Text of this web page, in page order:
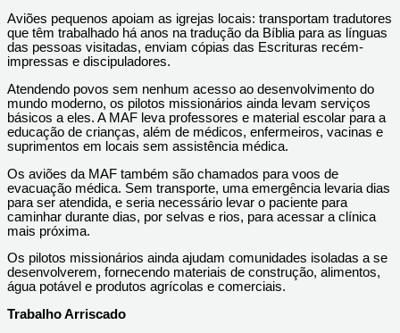
Aviões pequenos apoiam as igrejas locais: transportam tradutores
que têm trabalhado há anos na tradução da Bíblia para as línguas
das pessoas visitadas, enviam cópias das Escrituras recém-
impressas e discipuladores.
Atendendo povos sem nenhum acesso ao desenvolvimento do
mundo moderno, os pilotos missionários ainda levam serviços
básicos a eles. A MAF leva professores e material escolar para a
educação de crianças, além de médicos, enfermeiros, vacinas e
suprimentos em locais sem assistência médica.
Os aviões da MAF também são chamados para voos de
evacuação médica. Sem transporte, uma emergência levaria dias
para ser atendida, e seria necessário levar o paciente para
caminhar durante dias, por selvas e rios, para acessar a clínica
mais próxima.
Os pilotos missionários ainda ajudam comunidades isoladas a se
desenvolverem, fornecendo materiais de construção, alimentos,
água potável e produtos agrícolas e comerciais.
Trabalho Arriscado